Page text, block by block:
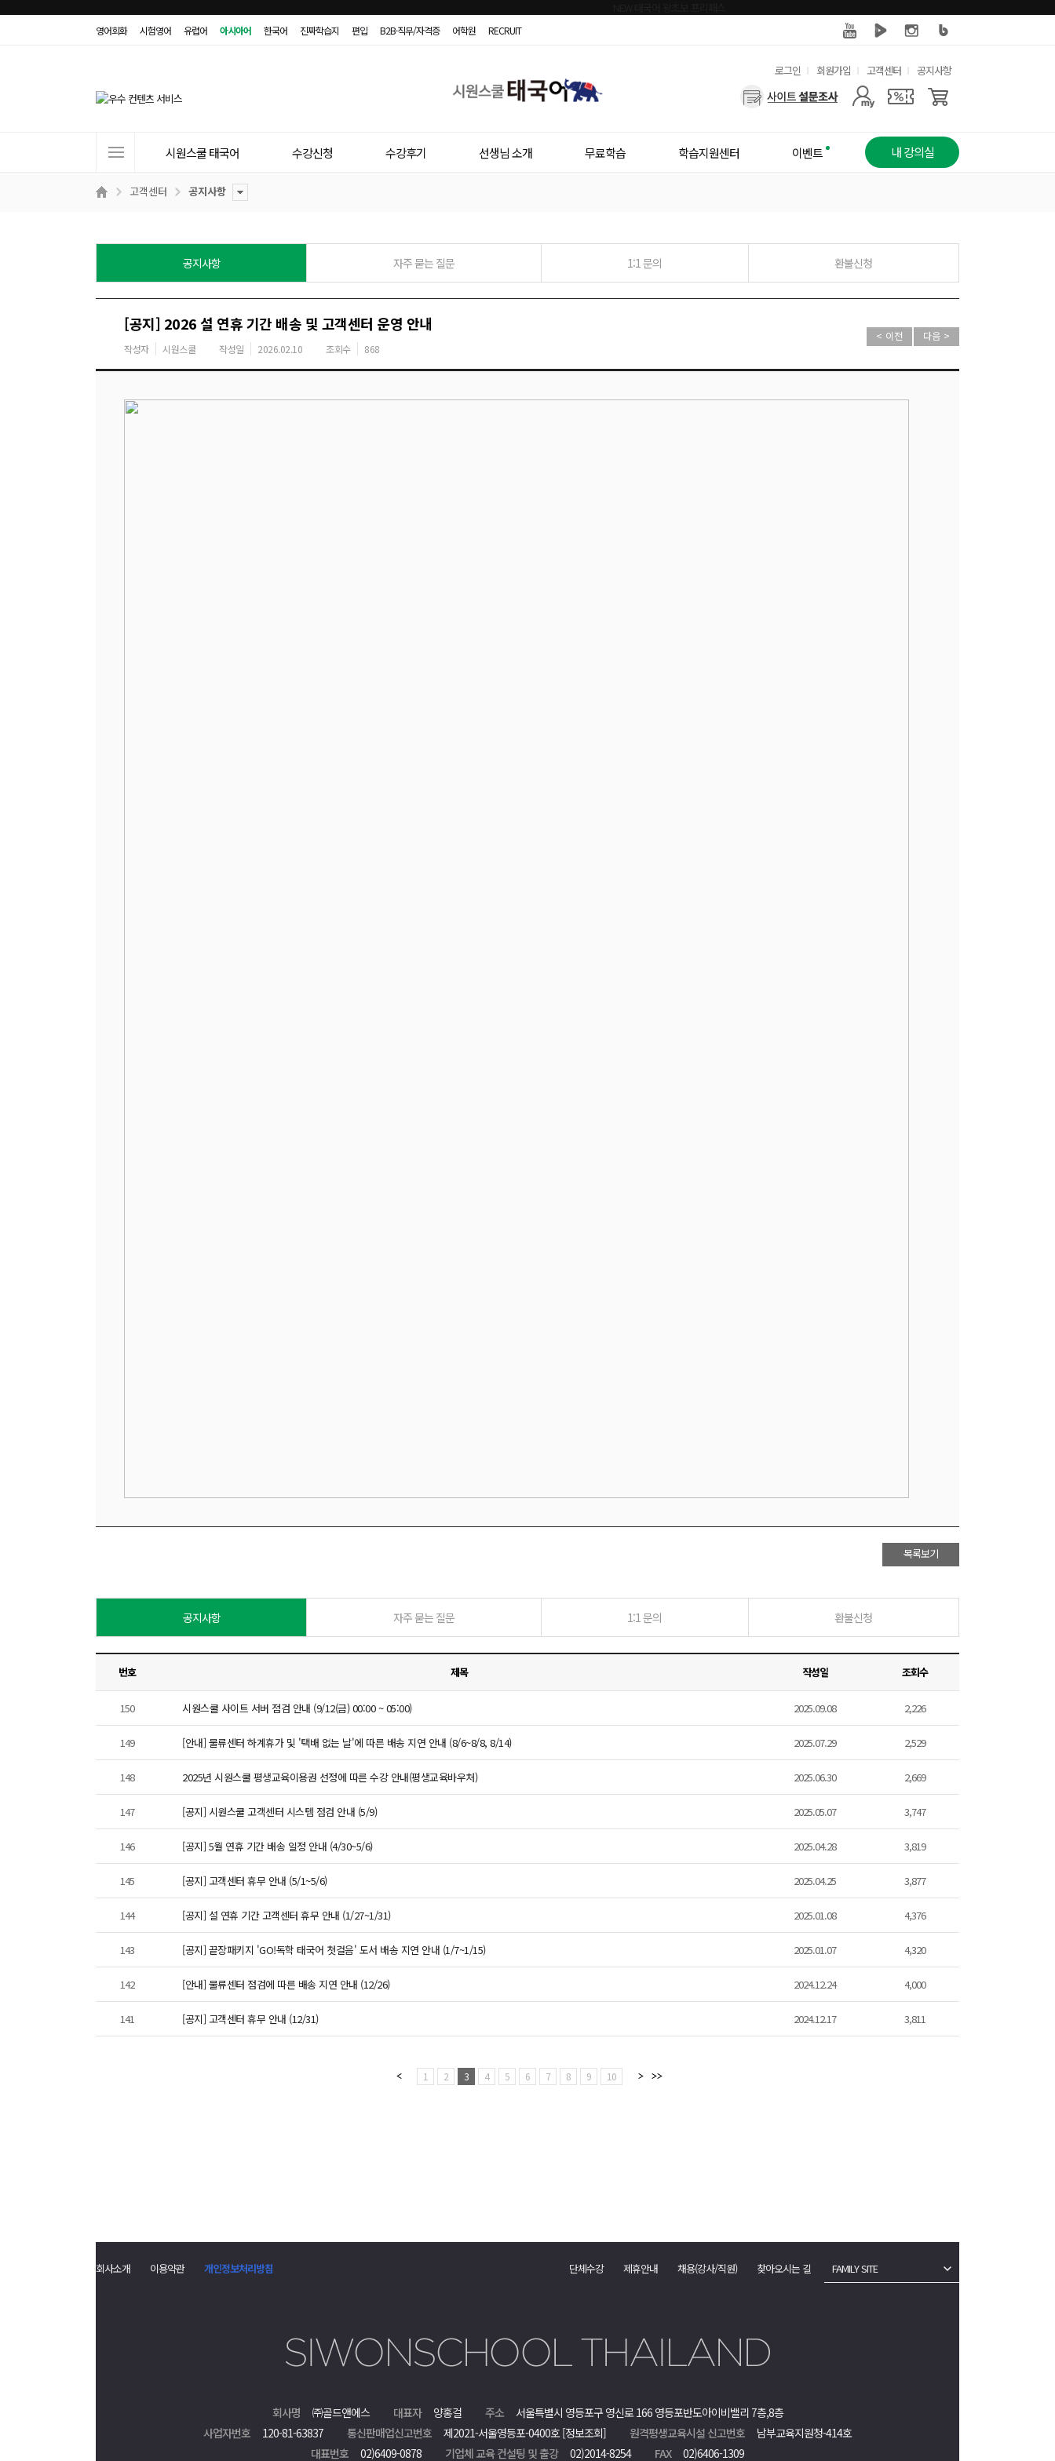
영어회화 시험영어 유럽어 아시아어 한국어 진짜학습지 편입 B2B·직무/자격증 어학원 RECRUIT
어
유
용
로그인 회원가입 고객센터 공지사항
사
트
시원스쿨 태국어 수강신청 수강후기 선생님 소개 무료학습 학습지원센터 이벤트 내 강의실
고객센터 공지사항
공지사항 자주 묻는 질문 1:1 문의 환불신청
[공지] 2026 설 연휴 기간 배송 및 고객센터 운영 안내
작성자 시원스쿨 작성일 2026.02.10 조회수 868
< 이전 다음 >
목록보기
공지사항 자주 묻는 질문 1:1 문의 환불신청
번호 제목 작성일 조회수
150 시원스쿨 사이트 서버 점검 안내 (9/12(금) 00:00 ~ 05:00) 2025.09.08 2,226
149 [안내] 물류센터 하계휴가 및 '택배 없는 날'에 따른 배송 지연 안내 (8/6~8/8, 8/14) 2025.07.29 2,529
148 2025년 시원스쿨 평생교육이용권 선정에 따른 수강 안내(평생교육바우처) 2025.06.30 2,669
147 [공지] 시원스쿨 고객센터 시스템 점검 안내 (5/9) 2025.05.07 3,747
146 [공지] 5월 연휴 기간 배송 일정 안내 (4/30~5/6) 2025.04.28 3,819
145 [공지] 고객센터 휴무 안내 (5/1~5/6) 2025.04.25 3,877
144 [공지] 설 연휴 기간 고객센터 휴무 안내 (1/27~1/31) 2025.01.08 4,376
143 [공지] 끝장패키지 'GO!독학 태국어 첫걸음' 도서 배송 지연 안내 (1/7~1/15) 2025.01.07 4,320
142 [안내] 물류센터 점검에 따른 배송 지연 안내 (12/26) 2024.12.24 4,000
141 [공지] 고객센터 휴무 안내 (12/31) 2024.12.17 3,811
1 2 3 4 5 6 7 8 9 10
회사소개 이용약관 개인정보처리방침 단체수강 제휴안내 채용(강사/직원) 찾아오시는 길 FAMILY SITE
회사명 ㈜골드앤에스 대표자 양홍걸 주소
서울특별시 영등포구 영신로 166 영등포반도아이비밸리 7층,8층
사업자번호
120-81-63837 통신판매업신고번호 제2021-서울영등포-0400호 [정보조회] 원격평생교육시설 신고번호
남부교육지원청-414호
대표번호
02)6409-0878 기업체 교육 컨설팅 및 출강 02)2014-8254 FAX 02)6406-1309